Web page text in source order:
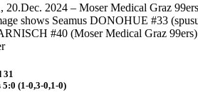
2024 – Moser Medical Graz
shows Seamus DONOHUE #33
#40 (Moser Medical Graz
31
(1-0,3-0,1-0)